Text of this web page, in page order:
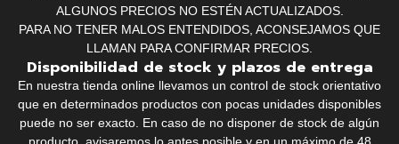
ALGUNOS PRECIOS NO ESTÉN ACTUALIZADOS.
PARA NO TENER MALOS ENTENDIDOS, ACONSEJAMOS QUE
LLAMAN PARA CONFIRMAR PRECIOS.
Disponibilidad de stock y plazos de entrega
En nuestra tienda online llevamos un control de stock orientativo
que en determinados productos con pocas unidades disponibles
puede no ser exacto. En caso de no disponer de stock de algún
producto, avisaremos lo antes posible y en un máximo de 48